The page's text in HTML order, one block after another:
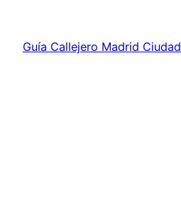
contenido
Guía Callejero Madrid Ciudad